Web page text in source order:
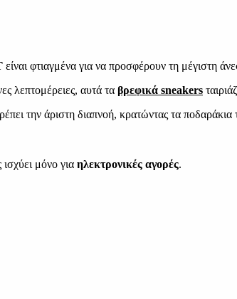
είναι φτιαγμένα για να προσφέρουν τη μέγιστη
λεπτομέρειες, αυτά τα βρεφικά sneakers
την άριστη διαπνοή, κρατώντας τα
μόνο για ηλεκτρονικές αγορές.